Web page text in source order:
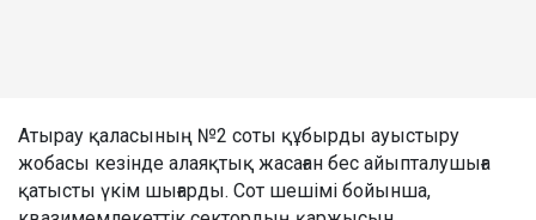
Атырау қаласының №2 соты құбырды ауыстыру
жобасы кезінде алаяқтық жасаған бес айыпталушыға
қатысты үкім шығарды. Сот шешімі бойынша,